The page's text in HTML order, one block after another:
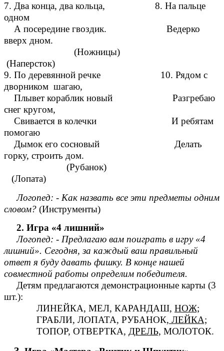
7. Два конца, два кольца, 8. На пальце
одном
А посередине гвоздик. Ведерко
вверх дном.
(Ножницы)
(Наперсток)
9. По деревянной речке 10. Рядом с
дворником шагаю,
Плывет кораблик новый Разгребаю
снег кругом,
Свивается в колечки И ребятам
помогаю
Дымок его сосновый Делать
горку, строить дом.
(Рубанок)
(Лопата)
Логопед: - Как назвать все эти предметы одним
словом? (Инструменты)
2. Игра «4 лишний»
Логопед: - Предлагаю вам поиграть в игру «4
лишний». Сегодня, за каждый ваш правильный
ответ я буду давать фишку. В конце нашей
совместной работы определим победителя.
Детям предлагаются демонстрационные карты (3
шт.):
ЛИНЕЙКА, МЕЛ, КАРАНДАШ, НОЖ;
ГРАБЛИ, ЛОПАТА, РУБАНОК, ЛЕЙКА;
ТОПОР, ОТВЕРТКА, ДРЕЛЬ, МОЛОТОК.